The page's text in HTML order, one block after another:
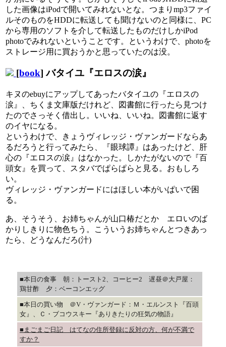
した画像はiPodで開いてみれないとな。つまりmp3ファイ
ルそのものをHDDに転送しても聞けないのと同様に、PC
から専用のソフトを介して転送したものだけしかiPod
photoでみれないということです。というわけで、photoを
ストレージ用に買おうかと思っていたのは没。
[book] バタイユ『エロスの涙』
キヌのebuyにアップしてあったバタイユの『エロスの
涙』、ちくま文庫版だけれど、図書館に行ったら見つけ
たのでさっそく借出し。いいね、いいね。図書館に返す
のイヤになる。
というわけで、きょうヴィレッジ・ヴァンガードならあ
るだろうと行ってみたら、『眼球譚』はあったけど、肝
心の『エロスの涙』はなかった。しかたがないので『百
頭女』を買って、スタバでぱらぱらと見る。おもしろ
い。
ヴィレッジ・ヴァンガードにはほしい本がいぱいで困
る。
あ、そうそう、お姉ちゃんが山口椿だとか エロいのば
かりしきりに物色ちう。こういうお姉ちゃんとつきあっ
たら、どうなんだろ(汁)
■本日の食事 朝：トースト2、コーヒー2 遅昼＠大戸屋：
鶏甘酢 夕：ベーコンエッグ
■本日の買い物 ＠V・ヴァンガード：Ｍ・エルンスト『百頭
女』、Ｃ・ブコウスキー『ありきたりの狂気の物語』
■まごまご日記 はてなの住所登録に反対の方、何が不満で
すか？